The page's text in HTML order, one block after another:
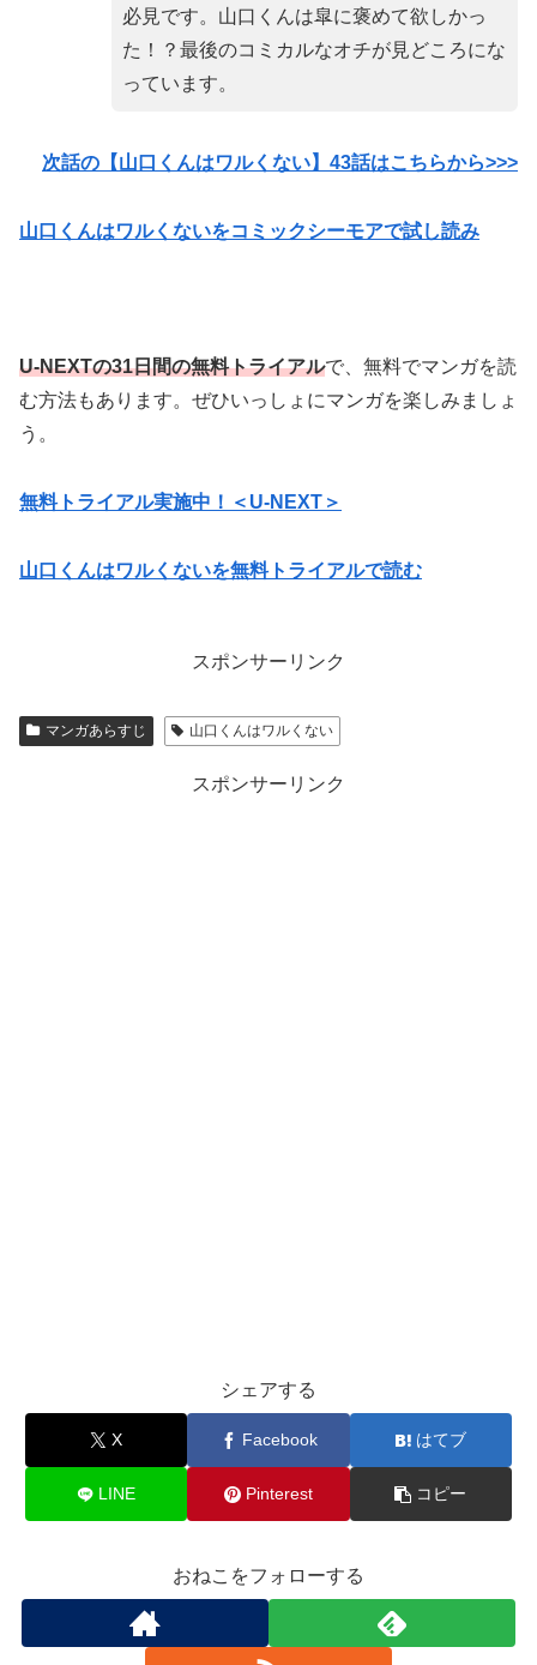
必見です。山口くんは皐に褒めて欲しかっ
た！？最後のコミカルなオチが見どころにな
っています。
次話の【山口くんはワルくない】43話はこちらから>>>
山口くんはワルくないをコミックシーモアで試し読み
U-NEXTの31日間の無料トライアルで、無料でマンガを読
む方法もあります。ぜひいっしょにマンガを楽しみましょ
う。
無料トライアル実施中！＜U-NEXT＞
山口くんはワルくないを無料トライアルで読む
スポンサーリンク
マンガあらすじ 山口くんはワルくない
スポンサーリンク
シェアする
X Facebook はてブ
LINE Pinterest コピー
おねこをフォローする